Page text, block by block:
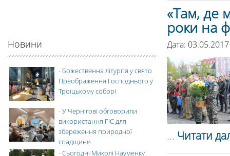
«Там, де
роки на
Дата:
... Читати
Новини
- Божественна літургія у свято
Преображення Господнього у
Троїцькому соборі
-У Чернігові обговорили
використання ГІС для
збереження природної
спадщини
-Сьогодні Миколі Науменку